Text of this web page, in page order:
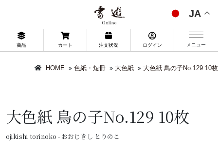
JA
商品 カート 注文状況 ログイン メニュー
HOME » 色紙・短冊 » 大色紙 » 大色紙 鳥の子No.129 10枚
大色紙 鳥の子No.129 10枚
ojikishi torinoko - おおじきし とりのこ